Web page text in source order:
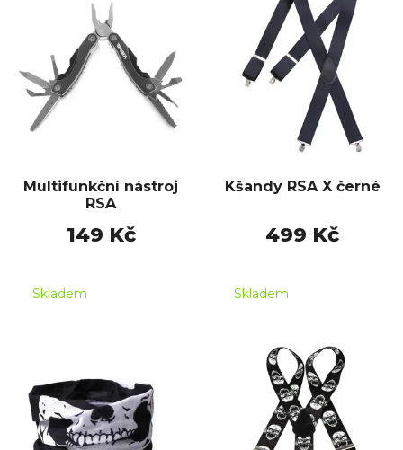
Multifunkční nástroj
RSA
149 Kč
Skladem
Kšandy RSA X černé
499 Kč
Skladem